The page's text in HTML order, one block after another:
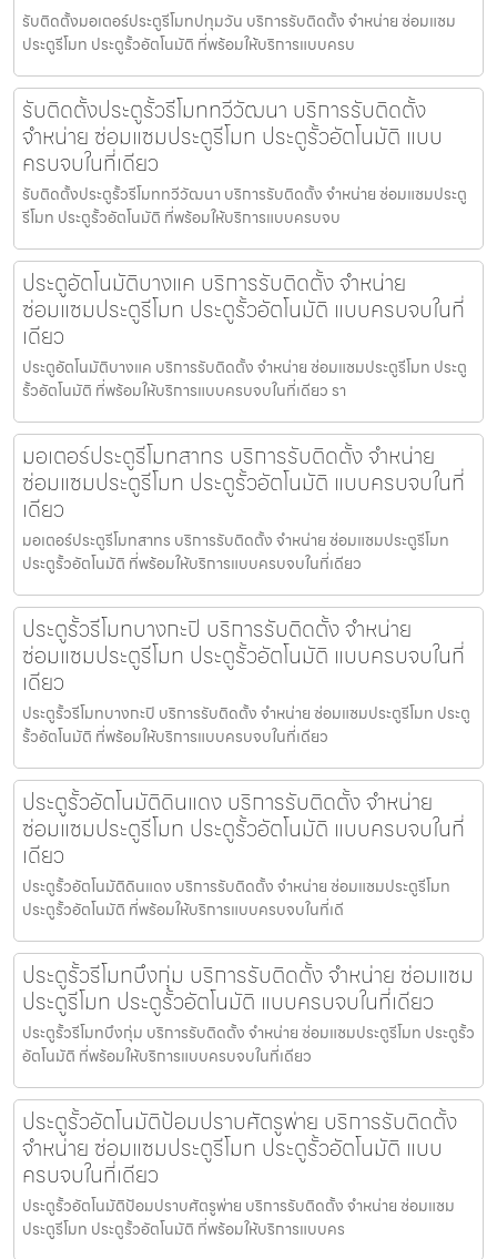
รับติดตั้งมอเตอร์ประตูรีโมทปทุมวัน บริการรับติดตั้ง จำหน่าย ซ่อมแซม
ประตูรีโมท ประตูรั้วอัตโนมัติ ที่พร้อมให้บริการแบบครบ
รับติดตั้งประตูรั้วรีโมททวีวัฒนา บริการรับติดตั้ง
จำหน่าย ซ่อมแซมประตูรีโมท ประตูรั้วอัตโนมัติ แบบ
ครบจบในที่เดียว
รับติดตั้งประตูรั้วรีโมททวีวัฒนา บริการรับติดตั้ง จำหน่าย ซ่อมแซมประตู
รีโมท ประตูรั้วอัตโนมัติ ที่พร้อมให้บริการแบบครบจบ
ประตูอัตโนมัติบางแค บริการรับติดตั้ง จำหน่าย
ซ่อมแซมประตูรีโมท ประตูรั้วอัตโนมัติ แบบครบจบในที่
เดียว
ประตูอัตโนมัติบางแค บริการรับติดตั้ง จำหน่าย ซ่อมแซมประตูรีโมท ประตู
รั้วอัตโนมัติ ที่พร้อมให้บริการแบบครบจบในที่เดียว รา
มอเตอร์ประตูรีโมทสาทร บริการรับติดตั้ง จำหน่าย
ซ่อมแซมประตูรีโมท ประตูรั้วอัตโนมัติ แบบครบจบในที่
เดียว
มอเตอร์ประตูรีโมทสาทร บริการรับติดตั้ง จำหน่าย ซ่อมแซมประตูรีโมท
ประตูรั้วอัตโนมัติ ที่พร้อมให้บริการแบบครบจบในที่เดียว
ประตูรั้วรีโมทบางกะปิ บริการรับติดตั้ง จำหน่าย
ซ่อมแซมประตูรีโมท ประตูรั้วอัตโนมัติ แบบครบจบในที่
เดียว
ประตูรั้วรีโมทบางกะปิ บริการรับติดตั้ง จำหน่าย ซ่อมแซมประตูรีโมท ประตู
รั้วอัตโนมัติ ที่พร้อมให้บริการแบบครบจบในที่เดียว
ประตูรั้วอัตโนมัติดินแดง บริการรับติดตั้ง จำหน่าย
ซ่อมแซมประตูรีโมท ประตูรั้วอัตโนมัติ แบบครบจบในที่
เดียว
ประตูรั้วอัตโนมัติดินแดง บริการรับติดตั้ง จำหน่าย ซ่อมแซมประตูรีโมท
ประตูรั้วอัตโนมัติ ที่พร้อมให้บริการแบบครบจบในที่เดี
ประตูรั้วรีโมทบึงกุ่ม บริการรับติดตั้ง จำหน่าย ซ่อมแซม
ประตูรีโมท ประตูรั้วอัตโนมัติ แบบครบจบในที่เดียว
ประตูรั้วรีโมทบึงกุ่ม บริการรับติดตั้ง จำหน่าย ซ่อมแซมประตูรีโมท ประตูรั้ว
อัตโนมัติ ที่พร้อมให้บริการแบบครบจบในที่เดียว
ประตูรั้วอัตโนมัติป้อมปราบศัตรูพ่าย บริการรับติดตั้ง
จำหน่าย ซ่อมแซมประตูรีโมท ประตูรั้วอัตโนมัติ แบบ
ครบจบในที่เดียว
ประตูรั้วอัตโนมัติป้อมปราบศัตรูพ่าย บริการรับติดตั้ง จำหน่าย ซ่อมแซม
ประตูรีโมท ประตูรั้วอัตโนมัติ ที่พร้อมให้บริการแบบคร